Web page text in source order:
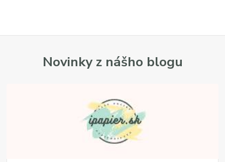
Novinky z nášho blogu